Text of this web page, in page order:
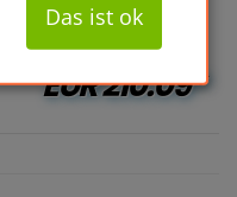
EUR210.09*
Das ist ok